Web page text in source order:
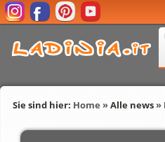
Sie sind hier: Home »Alle news»